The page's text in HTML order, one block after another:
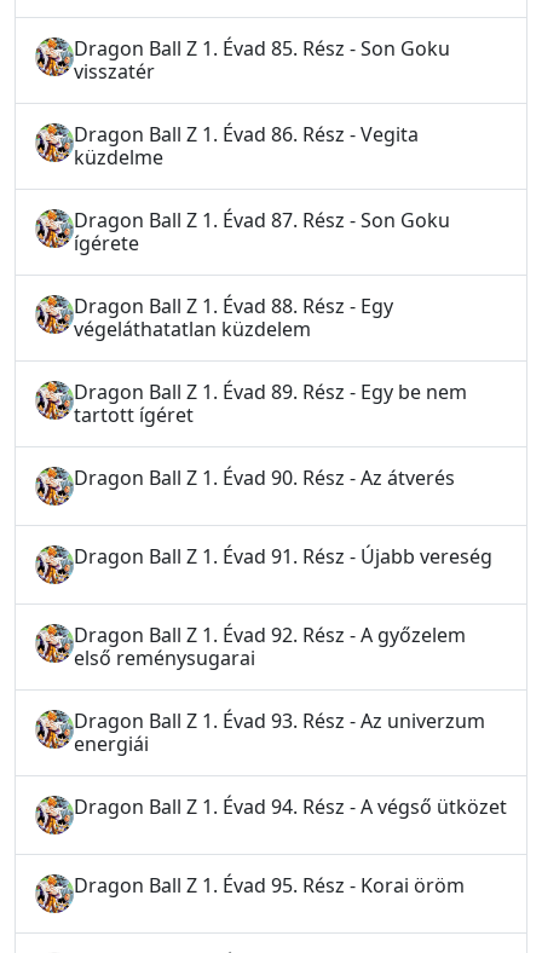
Dragon Ball Z 1. Évad 85. Rész - Son Goku
visszatér
Dragon Ball Z 1. Évad 86. Rész - Vegita
küzdelme
Dragon Ball Z 1. Évad 87. Rész - Son Goku
ígérete
Dragon Ball Z 1. Évad 88. Rész - Egy
végeláthatatlan küzdelem
Dragon Ball Z 1. Évad 89. Rész - Egy be nem
tartott ígéret
Dragon Ball Z 1. Évad 90. Rész - Az átverés
Dragon Ball Z 1. Évad 91. Rész - Újabb vereség
Dragon Ball Z 1. Évad 92. Rész - A győzelem
első reménysugarai
Dragon Ball Z 1. Évad 93. Rész - Az univerzum
energiái
Dragon Ball Z 1. Évad 94. Rész - A végső ütközet
Dragon Ball Z 1. Évad 95. Rész - Korai öröm